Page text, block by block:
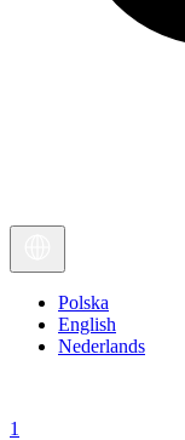
Polska
English
Nederlands
1